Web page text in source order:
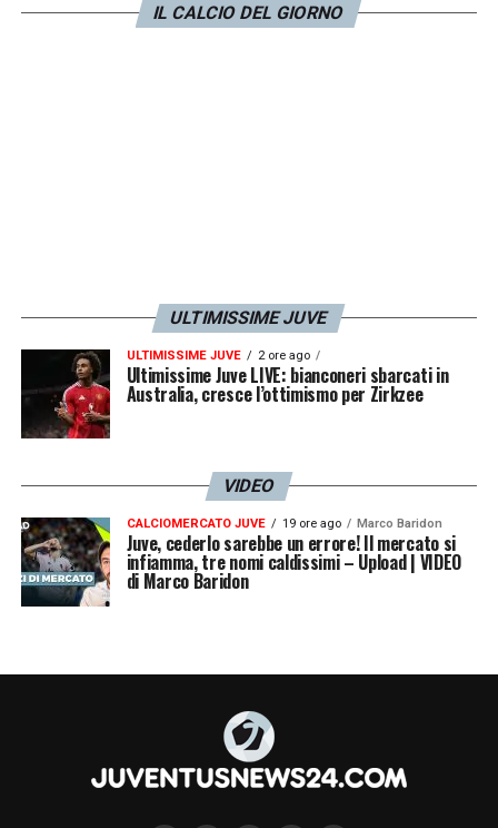
IL CALCIO DEL GIORNO
ULTIMISSIME JUVE
ULTIMISSIME JUVE 2 ore ago
Ultimissime Juve LIVE: bianconeri sbarcati in
Australia, cresce l’ottimismo per Zirkzee
VIDEO
CALCIOMERCATO JUVE 19 ore ago Marco Baridon
Juve, cederlo sarebbe un errore! Il mercato si
infiamma, tre nomi caldissimi – Upload | VIDEO
di Marco Baridon